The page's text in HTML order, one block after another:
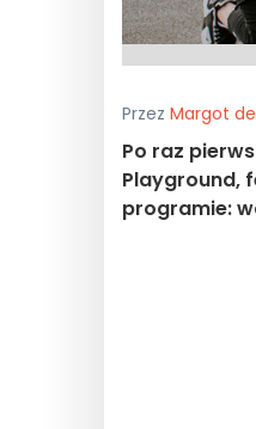
Przez Margot
Po raz
Playground,
programie: